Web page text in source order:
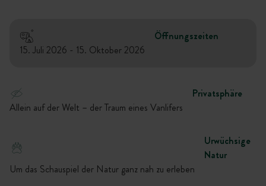
Öffnungszeiten
15. Juli 2026 - 15. Oktober 2026
Privatsphäre
Allein auf der Welt – der Traum eines Vanlifers
Urwüchsige
Natur
Um das Schauspiel der Natur ganz nah zu erleben